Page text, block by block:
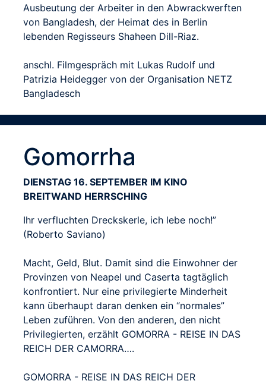
Ausbeutung der Arbeiter in den Abwrackwerften
von Bangladesh, der Heimat des in Berlin
lebenden Regisseurs Shaheen Dill-Riaz.
anschl. Filmgespräch mit Lukas Rudolf und
Patrizia Heidegger von der Organisation NETZ
Bangladesch
Gomorrha
DIENSTAG 16. SEPTEMBER IM KINO
BREITWAND HERRSCHING
Ihr verfluchten Dreckskerle, ich lebe noch!”
(Roberto Saviano)
Macht, Geld, Blut. Damit sind die Einwohner der
Provinzen von Neapel und Caserta tagtäglich
konfrontiert. Nur eine privilegierte Minderheit
kann überhaupt daran denken ein “normales”
Leben zuführen. Von den anderen, den nicht
Privilegierten, erzählt GOMORRA - REISE IN DAS
REICH DER CAMORRA….
GOMORRA - REISE IN DAS REICH DER